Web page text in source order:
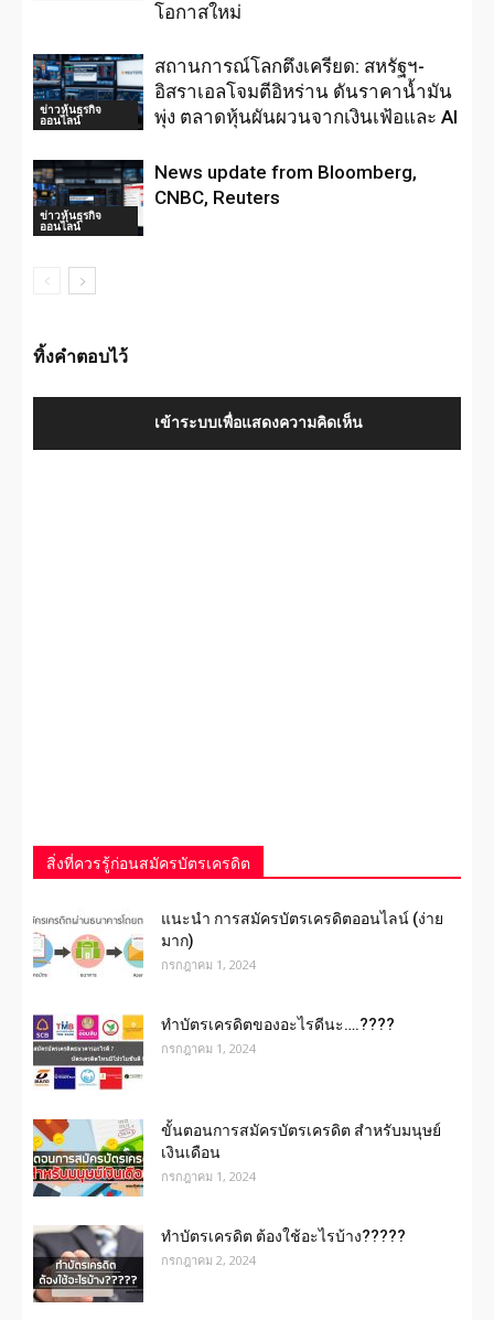
โอกาสใหม่
ข่าวหุ้นธุรกิจ
ออนไลน์
สถานการณ์โลกตึงเครียด: สหรัฐฯ-
อิสราเอลโจมตีอิหร่าน ดันราคาน้ำมัน
พุ่ง ตลาดหุ้นผันผวนจากเงินเฟ้อและ AI
ข่าวหุ้นธุรกิจ
ออนไลน์
News update from Bloomberg,
CNBC, Reuters
ทิ้งคำตอบไว้
เข้าระบบเพื่อแสดงความคิดเห็น
สิ่งที่ควรรู้ก่อนสมัครบัตรเครดิต
แนะนำ การสมัครบัตรเครดิตออนไลน์ (ง่าย
มาก)
กรกฎาคม 1, 2024
ทําบัตรเครดิตของอะไรดีนะ….????
กรกฎาคม 1, 2024
ขั้นตอนการสมัครบัตรเครดิต สำหรับมนุษย์
เงินเดือน
กรกฎาคม 1, 2024
ทำบัตรเครดิต ต้องใช้อะไรบ้าง?????
กรกฎาคม 2, 2024